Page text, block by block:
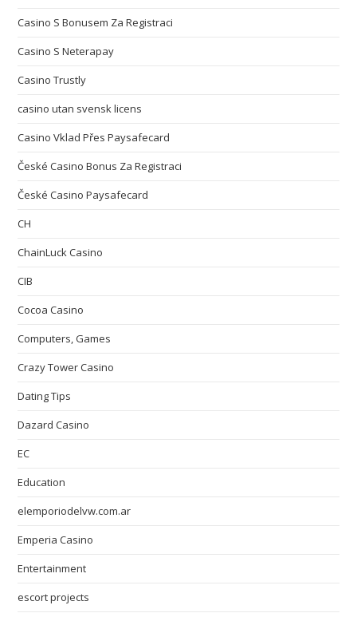
Casino S Bonusem Za Registraci
Casino S Neterapay
Casino Trustly
casino utan svensk licens
Casino Vklad Přes Paysafecard
České Casino Bonus Za Registraci
České Casino Paysafecard
CH
ChainLuck Casino
CIB
Cocoa Casino
Computers, Games
Crazy Tower Сasino
Dating Tips
Dazard Casino
EC
Education
elemporiodelvw.com.ar
Emperia Casino
Entertainment
escort projects